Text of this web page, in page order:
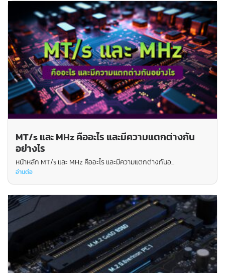
MT/s และ MHz คืออะไร และมีความแตกต่างกัน
อย่างไร
หน้าหลัก MT/s และ MHz คืออะไร และมีความแตกต่างกันอ...
อ่านต่อ